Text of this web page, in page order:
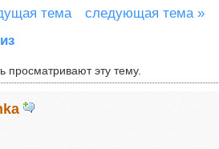
тема
следующая тема »
просматривают эту тему.